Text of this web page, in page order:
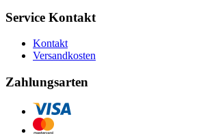
Service Kontakt
Kontakt
Versandkosten
Zahlungsarten